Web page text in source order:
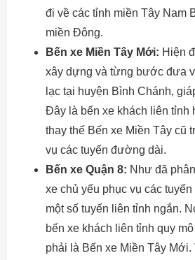
đi về các tỉnh miền Tây Nam
miền Đông.
Bến xe Miền Tây Mới: Hiện
xây dựng và từng bước đưa
lạc tại huyện Bình Chánh,
Đây là bến xe khách liên tỉnh
thay thế Bến xe Miền Tây cũ
vụ các tuyến đường dài.
Bến xe Quận 8: Như đã
xe chủ yếu phục vụ các
một số tuyến liên tỉnh ngắn.
bến xe khách liên tỉnh quy
phải là Bến xe Miền Tây Mới.